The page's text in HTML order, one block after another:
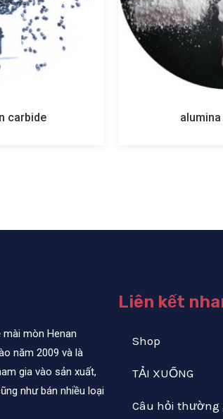
bảng
mài mòn Henan
năm 2009 và là
gia vào sản xuất,
như bán nhiều loại
Liên kết
Shop
TẢI XUỐNG
Câu hỏi thường